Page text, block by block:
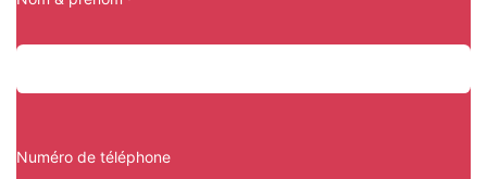
Numéro de téléphone